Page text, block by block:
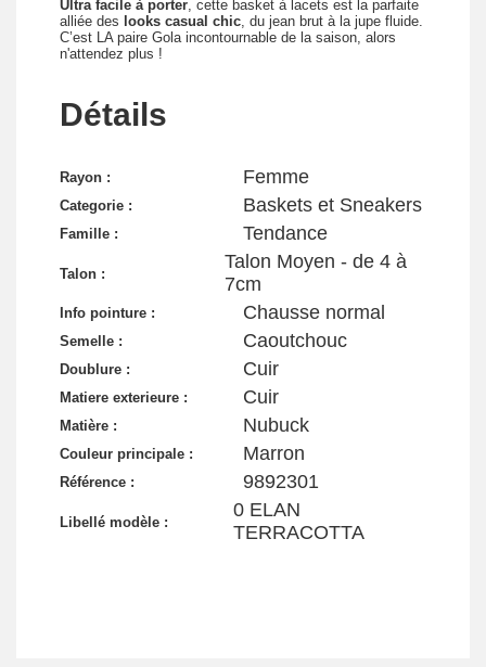
Ultra facile à porter, cette basket à lacets est la parfaite
alliée des looks casual chic, du jean brut à la jupe fluide.
C’est LA paire Gola incontournable de la saison, alors
n'attendez plus !
Détails
Rayon : Femme
Categorie : Baskets et Sneakers
Famille : Tendance
Talon :
Talon Moyen - de 4 à
7cm
Info pointure : Chausse normal
Semelle : Caoutchouc
Doublure : Cuir
Matiere exterieure : Cuir
Matière : Nubuck
Couleur principale : Marron
Référence : 9892301
Libellé modèle :
0 ELAN
TERRACOTTA